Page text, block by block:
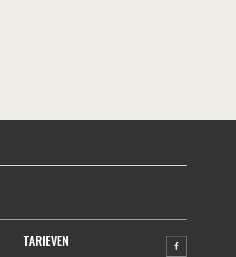
TARIEVEN